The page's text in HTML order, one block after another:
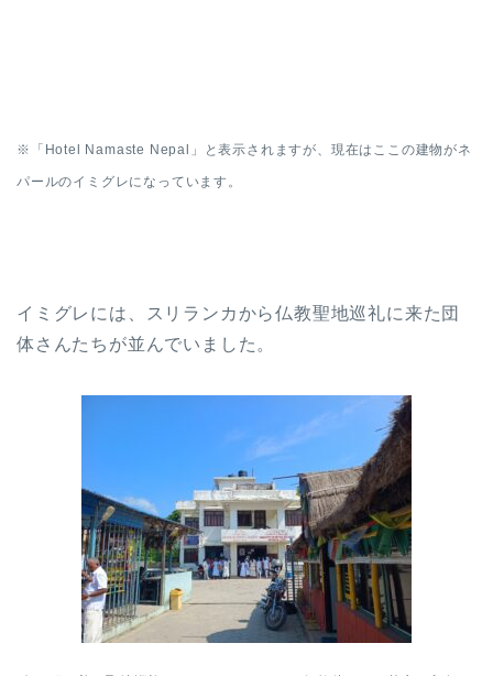
※「Hotel Namaste Nepal」と表示されますが、現在はここの建物がネ
パールのイミグレになっています。
イミグレには、スリランカから仏教聖地巡礼に来た団
体さんたちが並んでいました。